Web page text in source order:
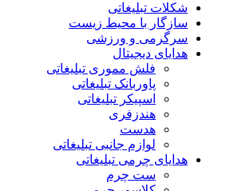
شکلات تبلیغاتی
سازگار با محیط زیست
سرگرمی و ورزشی
هدایای دیجیتال
فلش مموری تبلیغاتی
پاوربانک تبلیغاتی
اسپیکر تبلیغاتی
هندزفری
هدست
لوازم جانبی تبلیغاتی
هدایای چرمی تبلیغاتی
ست چرم